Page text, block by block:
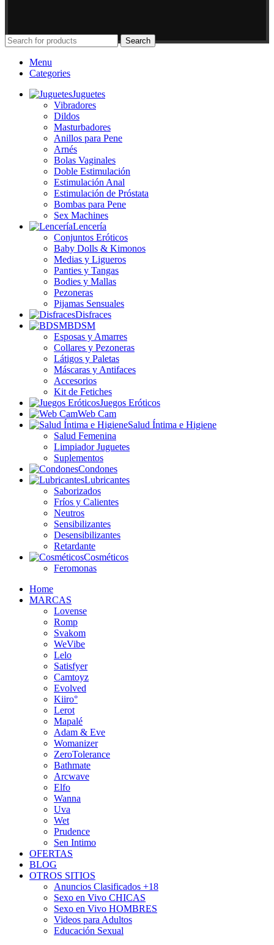
Search
Menu
Categories
Juguetes
Vibradores
Dildos
Masturbadores
Anillos para Pene
Arnés
Bolas Vaginales
Doble Estimulación
Estimulación Anal
Estimulación de Próstata
Bombas para Pene
Sex Machines
Lencería
Conjuntos Eróticos
Baby Dolls & Kimonos
Medias y Ligueros
Panties y Tangas
Bodies y Mallas
Pezoneras
Pijamas Sensuales
Disfraces
BDSM
Esposas y Amarres
Collares y Pezoneras
Látigos y Paletas
Máscaras y Antifaces
Accesorios
Kit de Fetiches
Juegos Eróticos
Web Cam
Salud Íntima e Higiene
Salud Femenina
Limpiador Juguetes
Suplementos
Condones
Lubricantes
Saborizados
Fríos y Calientes
Neutros
Sensibilizantes
Desensibilizantes
Retardante
Cosméticos
Feromonas
Home
MARCAS
Lovense
Romp
Svakom
WeVibe
Lelo
Satisfyer
Camtoyz
Evolved
Kiiro°
Lerot
Mapalé
Adam & Eve
Womanizer
ZeroTolerance
Bathmate
Arcwave
Elfo
Wanna
Uva
Wet
Prudence
Sen Intimo
OFERTAS
BLOG
OTROS SITIOS
Anuncios Clasificados +18
Sexo en Vivo CHICAS
Sexo en Vivo HOMBRES
Videos para Adultos
Educación Sexual